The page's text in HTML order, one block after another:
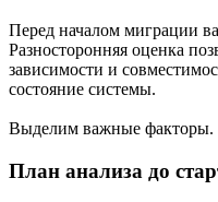
Перед началом миграции
Разносторонняя оценка
зависимости и
состояние системы.
Выделим важные факторы.
План анализа до